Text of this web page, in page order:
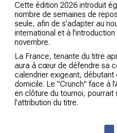
Cette édition 2026 introduit
nombre de semaines de
seule, afin de s'adapter au
international et à
novembre.
La France, tenante du titre
aura à cœur de défendre sa
calendrier exigeant, débutant
domicile. Le "Crunch" face à
en clôture du tournoi,
l'attribution du titre.